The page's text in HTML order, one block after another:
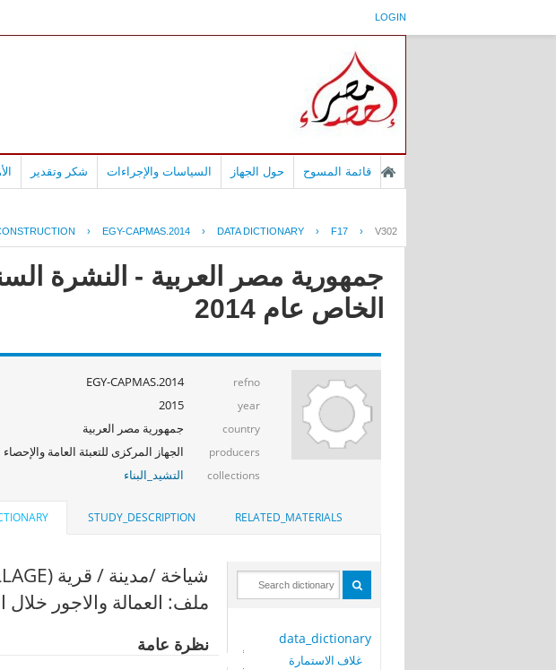
LOGIN
قائمة المسوح حول الجهاز السياسات والإجراءات شكر وتقدير
› EGY-CAPMAS.2014 › DATA DICTIONARY › F17 › V302
جمهورية مصر العربية - النشرة
الخاص عام 2014
refno
EGY-CAPMAS.2014
year
2015
country جمهورية مصر العربية
producers الجهاز المركزى للتعبئة العامة والإحصاء
collections التشيد_البناء
RELATED_MATERIALS
STUDY_DESCRIPTION
data_dictionary
غلاف الاستمارة
شياخة /مدينة / قرية (VILLAGE)
ملف: العمالة والاجور خلال
نظرة عامة